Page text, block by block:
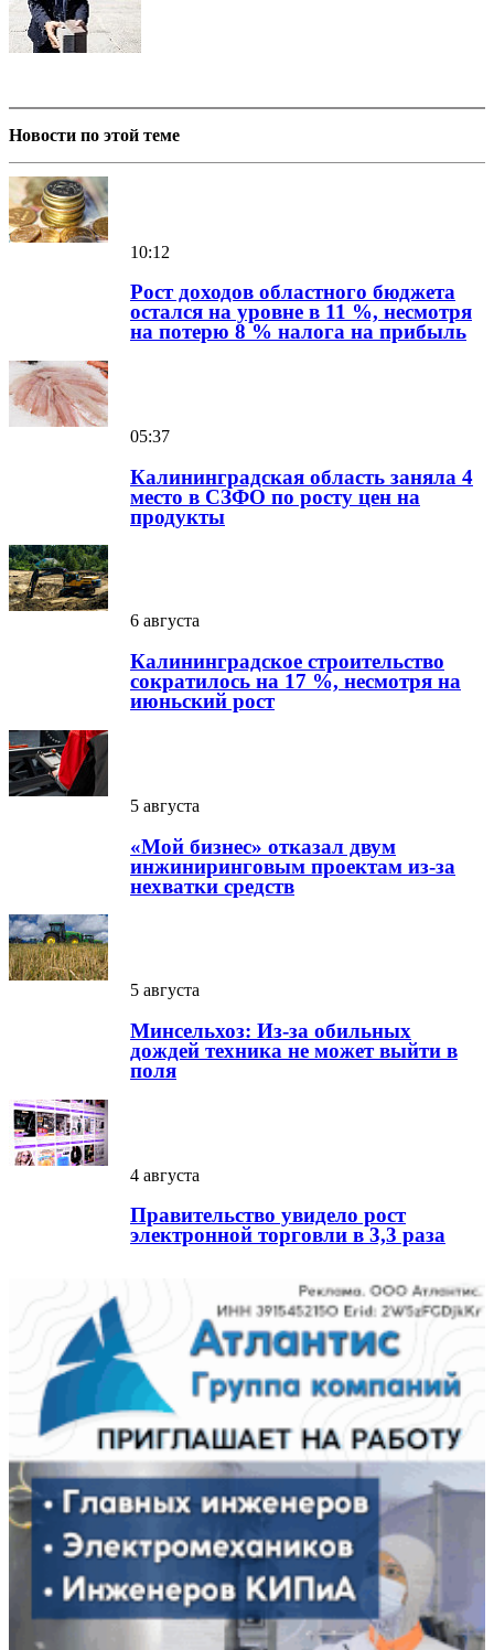
Новости по этой теме
10:12
Рост доходов областного бюджета
остался на уровне в 11 %, несмотря
на потерю 8 % налога на прибыль
05:37
Калининградская область заняла 4
место в СЗФО по росту цен на
продукты
6 августа
Калининградское строительство
сократилось на 17 %, несмотря на
июньский рост
5 августа
«Мой бизнес» отказал двум
инжиниринговым проектам из-за
нехватки средств
5 августа
Минсельхоз: Из-за обильных
дождей техника не может выйти в
поля
4 августа
Правительство увидело рост
электронной торговли в 3,3 раза